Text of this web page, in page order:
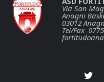
Via San
Anagni
03012
Tel/Fax